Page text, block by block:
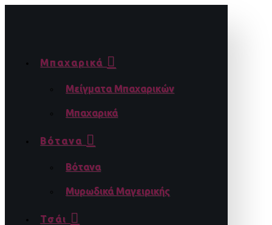
Μπαχαρικά
Μείγματα Μπαχαρικών
Μπαχαρικά
Βότανα
Βότανα
Μυρωδικά Μαγειρικής
Τσάι